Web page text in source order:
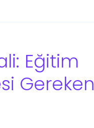
Eğitim
Gereken